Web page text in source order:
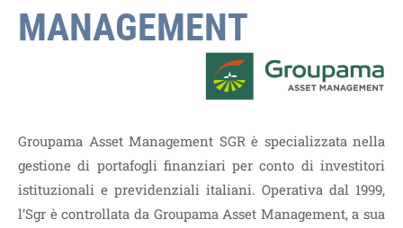
MANAGEMENT
Groupama Asset Management SGR è specializzata nella
gestione di portafogli finanziari per conto di investitori
istituzionali e previdenziali italiani. Operativa dal 1999,
l’Sgr è controllata da Groupama Asset Management, a sua